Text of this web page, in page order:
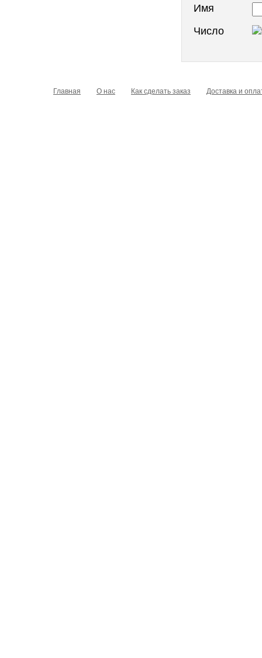
Имя
Число
Главная О нас Как сделать заказ Доставка и